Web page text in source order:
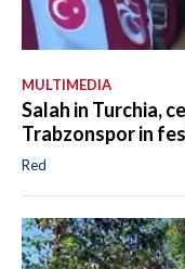
MULTIMEDIA
Salah in Turchia,
Trabzonspor in
Red